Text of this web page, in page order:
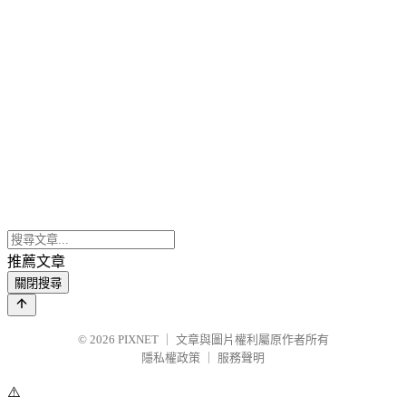
推薦文章
關閉搜尋
© 2026 PIXNET
文章與圖片權利屬原作者所有
隱私權政策
服務聲明
⚠️